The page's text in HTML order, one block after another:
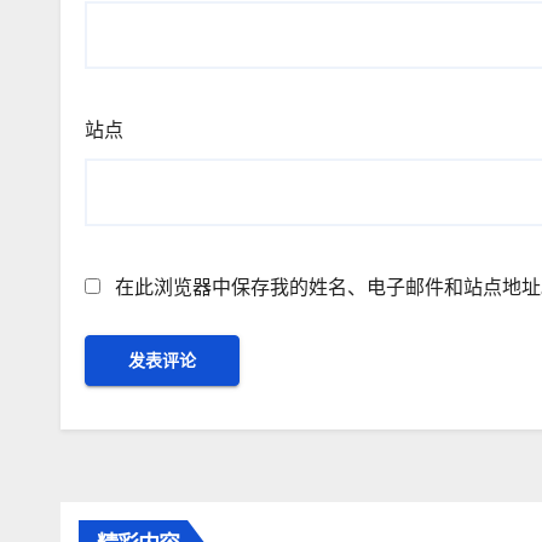
站点
在此浏览器中保存我的姓名、电子邮件和站点地